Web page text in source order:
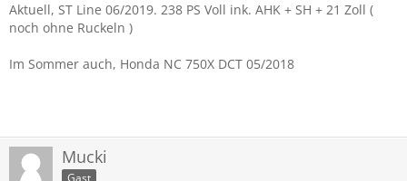
Aktuell, ST Line 06/2019. 238 PS Voll ink. AHK + SH + 21 Zoll (
noch ohne Ruckeln )
Im Sommer auch, Honda NC 750X DCT 05/2018
Mucki
Gast